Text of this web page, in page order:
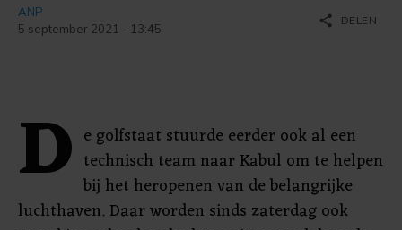
ANP
5 september 2021 - 13:45
share DELEN
D e golfstaat stuurde eerder ook al een
technisch team naar Kabul om te helpen
bij het heropenen van de belangrijke
luchthaven. Daar worden sinds zaterdag ook